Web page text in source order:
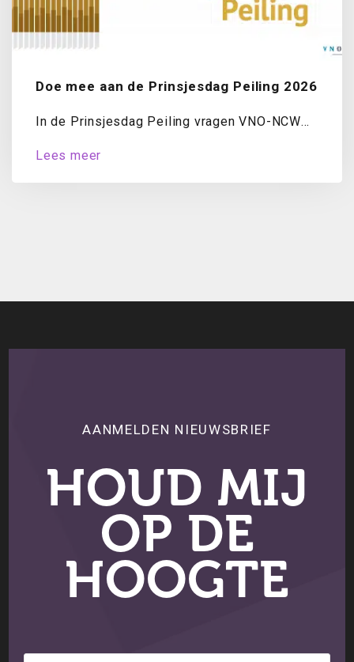
Doe mee aan de Prinsjesdag Peiling 2026
In de Prinsjesdag Peiling vragen VNO-NCW
Lees meer
AANMELDEN NIEUWSBRIEF
HOUD MIJ
OP DE
HOOGTE